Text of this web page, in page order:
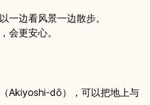
一边看风景一边散步。
会更安心。
（Akiyoshi-dō），可以把地上与